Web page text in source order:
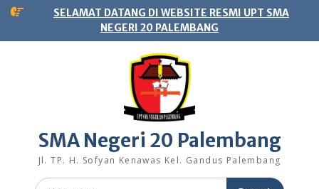
Skip
SELAMAT DATANG DI WEBSITE RESMI UPT SMA
NEGERI 20 PALEMBANG
SMA Negeri 20 Palembang
Jl. TP. H. Sofyan Kenawas Kel. Gandus Palembang
Search